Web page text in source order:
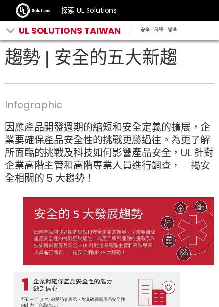
探索 UL Solutions
UL SOLUTIONS TAIWAN 安全 · 科學 · 變革
趨勢 | 安全的五大新趨
Infographic
因應產品開發週期的縮短和安全定義的擴展，企
業要確保產品安全性的挑戰更勝過往。為更了解
所面臨的挑戰及科技如何影響產品安全，UL 針對
企業高階主管和高階專業人員進行調查，一揭安
全相關的 5 大趨勢！